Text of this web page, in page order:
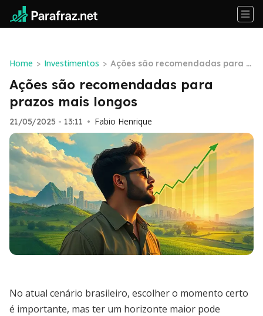
Home > Investimentos > Ações são recomendadas para p
razos mais longos
Ações são recomendadas para
prazos mais longos
21/05/2025 - 13:11 • Fabio Henrique
No atual cenário brasileiro, escolher o momento certo
é importante, mas ter um horizonte maior pode